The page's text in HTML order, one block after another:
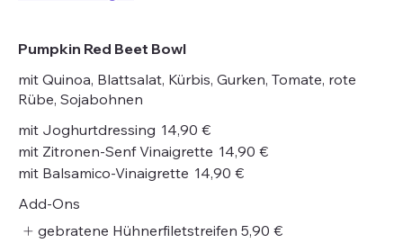
Pumpkin Red Beet Bowl
mit Quinoa, Blattsalat, Kürbis, Gurken, Tomate, rote
Rübe, Sojabohnen
mit Joghurtdressing 14,90 €
mit Zitronen-Senf Vinaigrette 14,90 €
mit Balsamico-Vinaigrette 14,90 €
Add-Ons
gebratene Hühnerfiletstreifen 5,90 €